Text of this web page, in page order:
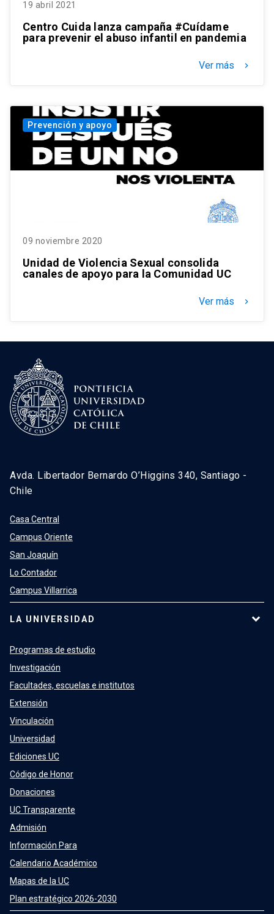
19 abril 2021
Centro Cuida lanza campaña #Cuídame
para prevenir el abuso infantil en pandemia
Ver más keyboard_arrow_right
Prevención y apoyo
09 noviembre 2020
Unidad de Violencia Sexual consolida
canales de apoyo para la Comunidad UC
Ver más keyboard_arrow_right
Avda. Libertador Bernardo O’Higgins 340, Santiago -
Chile
Casa Central
Campus Oriente
San Joaquín
Lo Contador
Campus Villarrica
LA UNIVERSIDAD
Programas de estudio
Investigación
Facultades, escuelas e institutos
Extensión
Vinculación
Universidad
Ediciones UC
Código de Honor
Donaciones
UC Transparente
Admisión
Información Para
Calendario Académico
Mapas de la UC
Plan estratégico 2026-2030